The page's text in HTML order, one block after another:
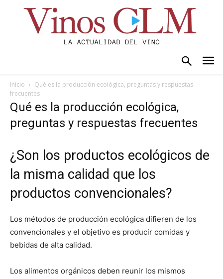
Inicio
Qué es la producción ecológica, preguntas y respuestas
frecuentes
Qué es la producción ecológica,
preguntas y respuestas frecuentes
¿Son los productos ecológicos de
la misma calidad que los
productos convencionales?
Los métodos de producción ecológica difieren de los
convencionales y el objetivo es producir comidas y
bebidas de alta calidad.
Los alimentos orgánicos deben reunir los mismos